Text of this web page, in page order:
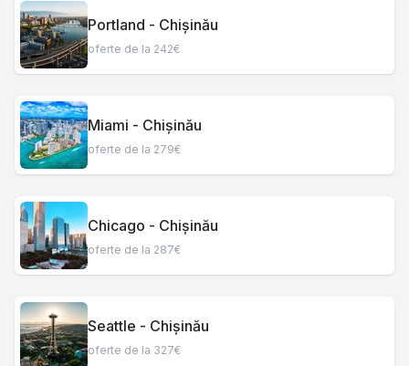
Portland - Chișinău
oferte de la 242€
Miami - Chișinău
oferte de la 279€
Chicago - Chișinău
oferte de la 287€
Seattle - Chișinău
oferte de la 327€